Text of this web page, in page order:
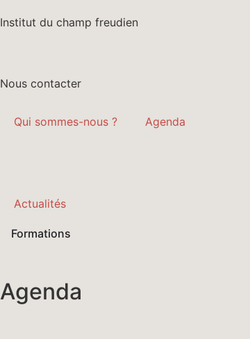
Institut du champ freudien
Nous contacter
Qui sommes-nous ? Agenda
Actualités
Formations
Agenda